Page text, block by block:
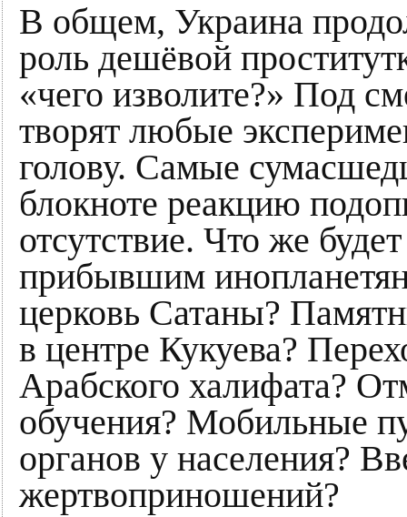
В общем, Украина
роль дешёвой
«чего изволите?» Под
творят любые
голову. Самые
блокноте реакцию
отсутствие. Что же
прибывшим
церковь Сатаны?
в центре Кукуева?
Арабского халифата?
обучения? Мобильные
органов у населения?
жертвоприношений?